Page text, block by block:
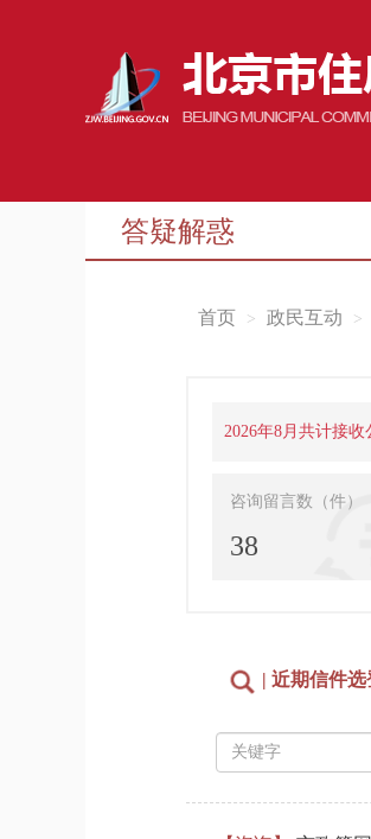
答疑解惑
首页 政民互动
2026年8月共计接收
咨询留言数（件）
38
| 近期信件选